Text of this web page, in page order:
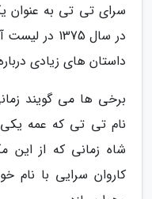
سرای تی تی به عنوان
در سال
داستان های زیادی
برخی ها می گویند
نام تی تی که عمه
شاه زمانی که از این
کاروان سرایی با نام